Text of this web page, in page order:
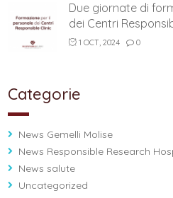
Due giornate di
dei Centri
1 OCT, 2024 0
Categorie
News Gemelli Molise
News Responsible Research
News salute
Uncategorized